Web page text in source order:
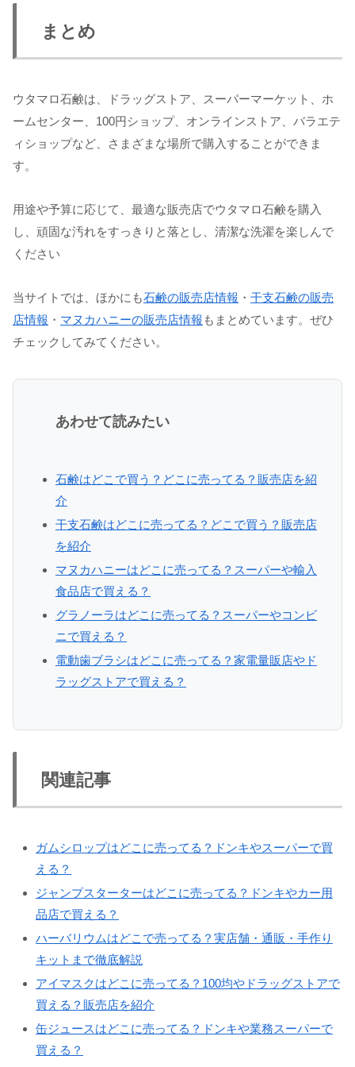
まとめ
ウタマロ石鹸は、ドラッグストア、スーパーマーケット、ホ
ームセンター、100円ショップ、オンラインストア、バラエテ
ィショップなど、さまざまな場所で購入することができま
す。
用途や予算に応じて、最適な販売店でウタマロ石鹸を購入
し、頑固な汚れをすっきりと落とし、清潔な洗濯を楽しんで
ください
当サイトでは、ほかにも石鹸の販売店情報 ・ 干支石鹸の販売
店情報 ・ マヌカハニーの販売店情報 もまとめています。ぜひ
チェックしてみてください。
あわせて読みたい
石鹸はどこで買う？どこに売ってる？販売店を紹
介
干支石鹸はどこに売ってる？どこで買う？販売店
を紹介
マヌカハニーはどこに売ってる？スーパーや輸入
食品店で買える？
グラノーラはどこに売ってる？スーパーやコンビ
ニで買える？
電動歯ブラシはどこに売ってる？家電量販店やド
ラッグストアで買える？
関連記事
ガムシロップはどこに売ってる？ドンキやスーパーで買
える？
ジャンプスターターはどこに売ってる？ドンキやカー用
品店で買える？
ハーバリウムはどこで売ってる？実店舗・通販・手作り
キットまで徹底解説
アイマスクはどこに売ってる？100均やドラッグストアで
買える？販売店を紹介
缶ジュースはどこに売ってる？ドンキや業務スーパーで
買える？